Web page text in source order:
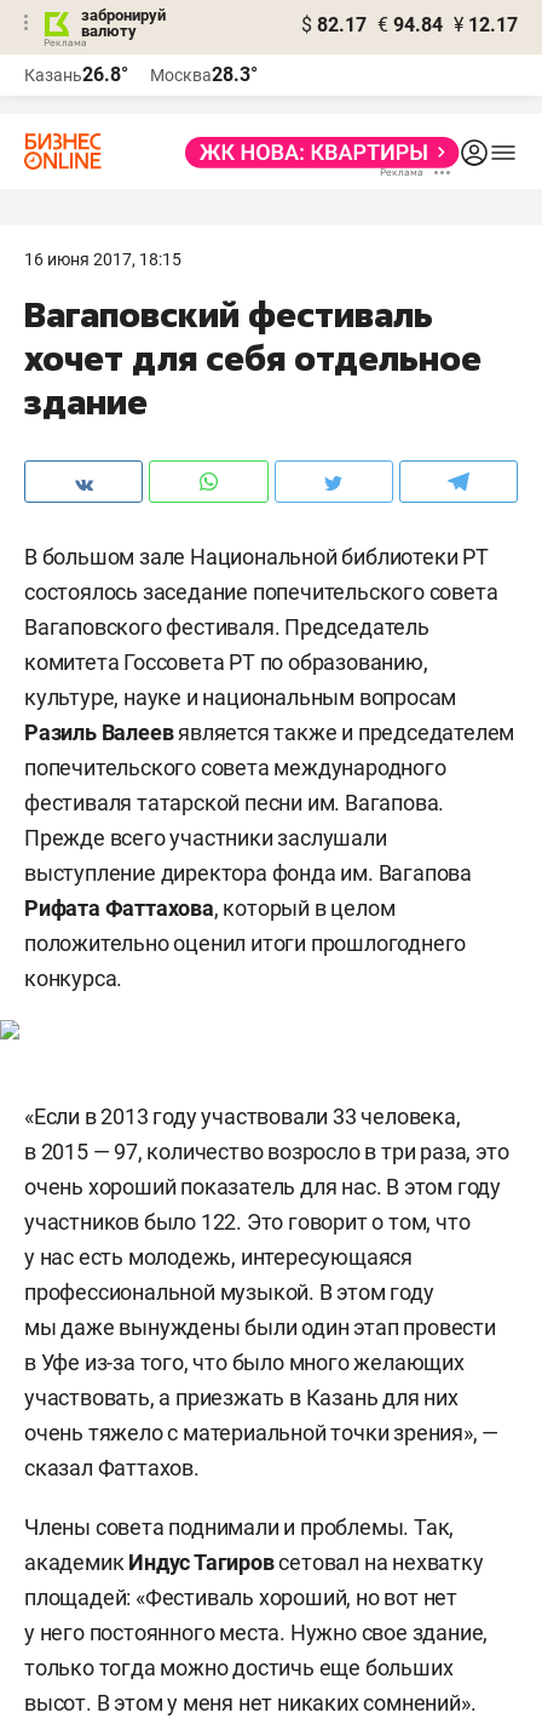
забронируй
валюту
$ 82.17 € 94.84 ¥ 12.17
Казань26.8° Москва28.3°
16 июня 2017, 18:15
Вагаповский фестиваль
хочет для себя отдельное
здание
В большом зале Национальной библиотеки РТ
состоялось заседание попечительского совета
Вагаповского фестиваля. Председатель
комитета Госсовета РТ по образованию,
культуре, науке и национальным вопросам
Разиль Валеевявляется также и председателем
попечительского совета международного
фестиваля татарской песни им. Вагапова.
Прежде всего участники заслушали
выступление директора фонда им. Вагапова
Рифата Фаттахова, который в целом
положительно оценил итоги прошлогоднего
конкурса.
«Если в 2013 году участвовали 33 человека,
в 2015 — 97, количество возросло в три раза, это
очень хороший показатель для нас. В этом году
участников было 122. Это говорит о том, что
у нас есть молодежь, интересующаяся
профессиональной музыкой. В этом году
мы даже вынуждены были один этап провести
в Уфе из-за того, что было много желающих
участвовать, а приезжать в Казань для них
очень тяжело с материальной точки зрения», —
сказал Фаттахов.
Члены совета поднимали и проблемы. Так,
академик Индус Тагировсетовал на нехватку
площадей: «Фестиваль хороший, но вот нет
у него постоянного места. Нужно свое здание,
только тогда можно достичь еще больших
высот. В этом у меня нет никаких сомнений».